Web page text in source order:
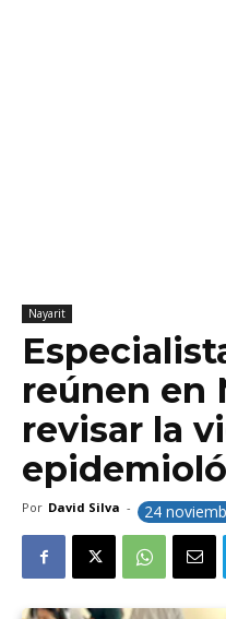
Nayarit
reúnen en
revisar la
Por David Silva - 24